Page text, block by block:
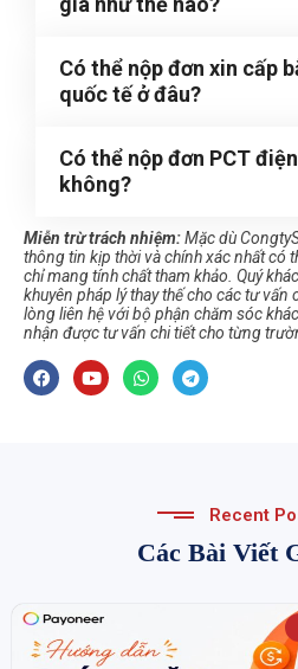
Có thể nộp đơn xin cấp
quốc tế ở đâu?
Có thể nộp đơn PCT
không?
Miễn trừ trách nhiệm:Mặc dù
thông tin kịp thời và chính xác nhất có
chỉ mang tính chất tham khảo. Quý
khuyên pháp lý thay thế cho các tư
lòng liên hệ với bộ phận chăm sóc
nhận được tư vấn chi tiết cho từng
Recent
Các Bài Viết